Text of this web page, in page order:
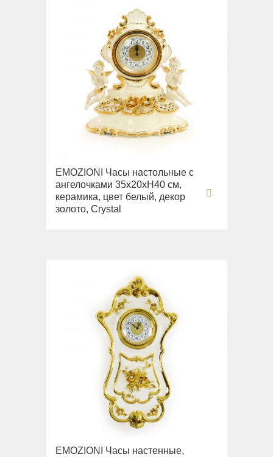
EMOZIONI Часы настольные с
ангелочками 35х20хН40 см,
керамика, цвет белый, декор
золото, Crystal
EMOZIONI Часы настенные,